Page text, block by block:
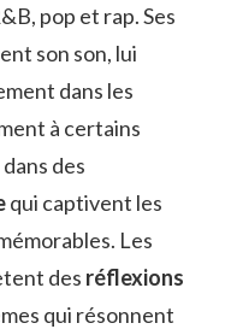
pop et rap. Ses
son son, lui
dans les
à certains
des
qui captivent les
Les
des réflexions
qui résonnent